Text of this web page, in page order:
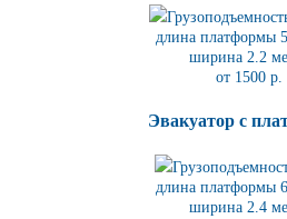
длина платформы
ширина 2.2
от 1500 р.
Эвакуатор с
длина платформы
ширина 2.4